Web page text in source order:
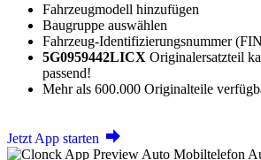
Fahrzeugmodell hinzufügen
Baugruppe auswählen
Fahrzeug-Identifizierungsnummer
5G0959442LICX Originalersatzteil
passend!
Mehr als 600.000 Originalteile
Jetzt App starten